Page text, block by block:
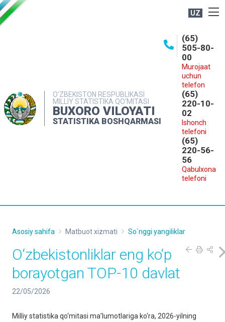
UZ
O‘ZBEKISTON RESPUBLIKASI
MILLIY STATISTIKA QO‘MITASI
BUXORO VILOYATI
STATISTIKA BOSHQARMASI
(65)
505-80-
00
Murojaat
uchun
telefon
(65)
220-10-
02
Ishonch
telefoni
(65)
220-56-
56
Qabulxona
telefoni
MATBUOT XIZMATI
MUROJAATLAR
Asosiy sahifa Matbuot xizmati So`nggi yangiliklar
O‘zbekistonliklar eng ko‘p
borayotgan TOP-10 davlat
22/05/2026
Milliy statistika qo‘mitasi ma’lumotlariga ko‘ra, 2026-yilning